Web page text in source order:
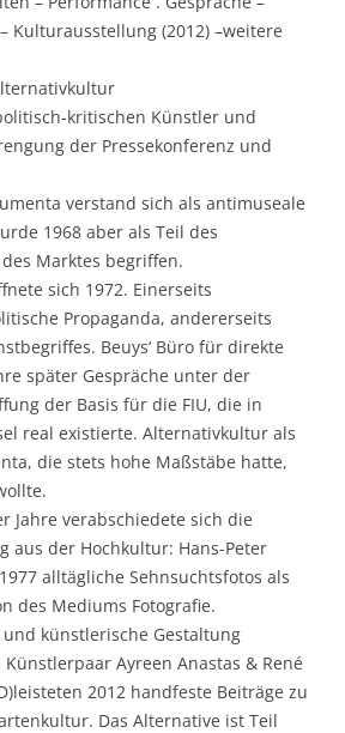
Kulturausstellung (2012) –weitere
kritischen Künstler und
der Pressekonferenz und
verstand sich als antimuseale
1968 aber als Teil des
Marktes begriffen.
sich 1972. Einerseits
Propaganda, andererseits
Beuys‘ Büro für direkte
später Gespräche unter der
der Basis für die FIU, die in
real existierte. Alternativkultur als
die stets hohe Maßstäbe hatte,
Jahre verabschiedete sich die
aus der Hochkultur: Hans-Peter
alltägliche Sehnsuchtsfotos als
des Mediums Fotografie.
künstlerische Gestaltung
Ayreen Anastas & René
2012 handfeste Beiträge zu
Das Alternative ist Teil